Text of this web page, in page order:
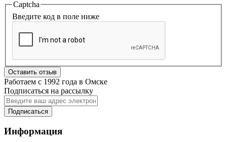
Captcha
Введите код в поле ниже
Оставить отзыв
Работаем с 1992 года в Омске
Подписаться на рассылку
Подписаться
Информация